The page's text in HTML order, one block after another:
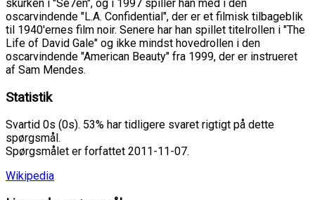
skurken i "Se7en", og i 1997 spiller han med i den
oscarvindende "L.A. Confidential", der er et filmisk tilbageblik
til 1940'ernes film noir. Senere har han spillet titelrollen i "The
Life of David Gale" og ikke mindst hovedrollen i den
oscarvindende "American Beauty" fra 1999, der er instrueret
af Sam Mendes.
Statistik
Svartid 0s (0s). 53% har tidligere svaret rigtigt på dette
spørgsmål.
Spørgsmålet er forfattet 2011-11-07.
Wikipedia